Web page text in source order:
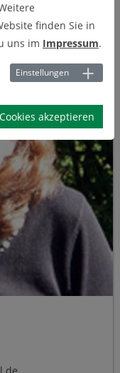
de
finden Sie in
uns im Impressum.
Einstellungen
akzeptieren